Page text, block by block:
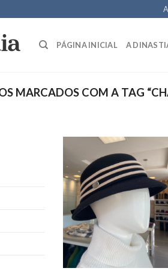
PÁGINA INICIAL A
MARCADOS COM A TAG